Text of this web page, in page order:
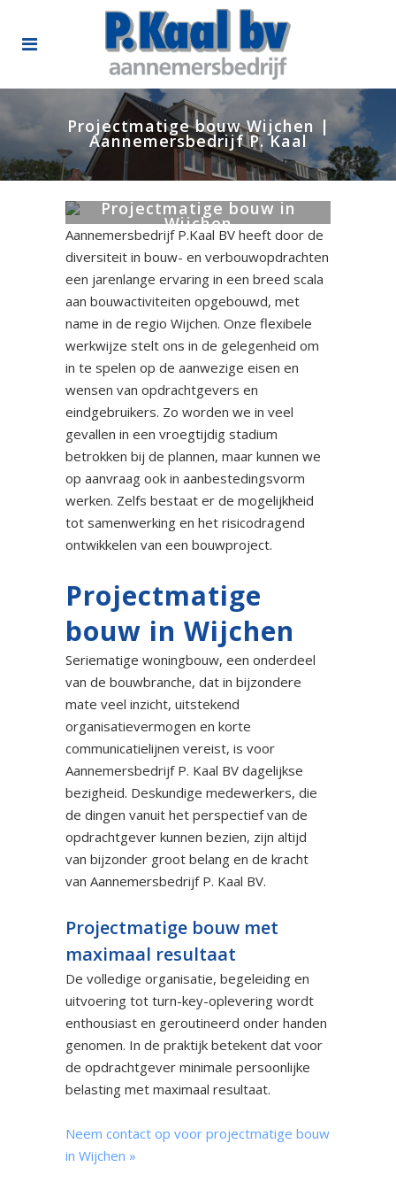
Projectmatige bouw Wijchen |
Aannemersbedrijf P. Kaal
Projectmatige bouw in
Wijchen
Aannemersbedrijf P.Kaal BV heeft door de
diversiteit in bouw- en verbouwopdrachten
een jarenlange ervaring in een breed scala
aan bouwactiviteiten opgebouwd, met
name in de regio Wijchen. Onze flexibele
werkwijze stelt ons in de gelegenheid om
in te spelen op de aanwezige eisen en
wensen van opdrachtgevers en
eindgebruikers. Zo worden we in veel
gevallen in een vroegtijdig stadium
betrokken bij de plannen, maar kunnen we
op aanvraag ook in aanbestedingsvorm
werken. Zelfs bestaat er de mogelijkheid
tot samenwerking en het risicodragend
ontwikkelen van een bouwproject.
Projectmatige
bouw in Wijchen
Seriematige woningbouw, een onderdeel
van de bouwbranche, dat in bijzondere
mate veel inzicht, uitstekend
organisatievermogen en korte
communicatielijnen vereist, is voor
Aannemersbedrijf P. Kaal BV dagelijkse
bezigheid. Deskundige medewerkers, die
de dingen vanuit het perspectief van de
opdrachtgever kunnen bezien, zijn altijd
van bijzonder groot belang en de kracht
van Aannemersbedrijf P. Kaal BV.
Projectmatige bouw met
maximaal resultaat
De volledige organisatie, begeleiding en
uitvoering tot turn-key-oplevering wordt
enthousiast en geroutineerd onder handen
genomen. In de praktijk betekent dat voor
de opdrachtgever minimale persoonlijke
belasting met maximaal resultaat.
Neem contact op voor projectmatige bouw
in Wijchen »